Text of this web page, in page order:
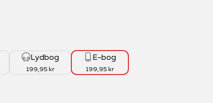
Lydbog
199,95 kr
E-bog
199,95 kr